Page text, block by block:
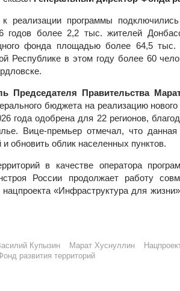
реализации программы
годов более 2,2 тыс. жителей
фонда площадью более 64,5
Республике в этом году более 60
Председателя Правительства
бюджета на реализацию
года одобрена для 22 регионов,
Вице-премьер отмечал, что
обновить облик населенных пунктов.
в качестве оператора
России продолжает работу
«Инфраструктура для
Купызин Марат Хуснуллин
развития территорий